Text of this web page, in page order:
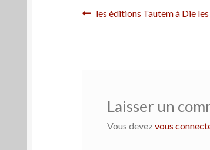
Navigation
Article
les éditions Tautem à Die
Laisser un
Vous devez vous